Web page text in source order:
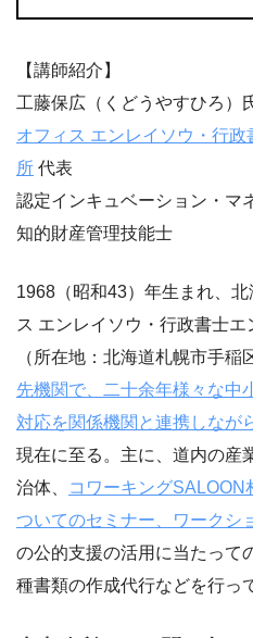
【講師紹介】
工藤保広（くどうやすひろ）
オフィス エンレイソウ・行
所 代表
認定インキュベーション・マ
知的財産管理技能士
1968（昭和43）年生まれ、
ス エンレイソウ・行政書士
（所在地：北海道札幌市手稲
先機関で、二十余年様々な中
対応を関係機関と連携しなが
現在に至る。主に、道内の産
治体、
コワーキングSALOON
ついてのセミナー、ワークシ
の公的支援の活用に当たって
種書類の作成代行などを行っ